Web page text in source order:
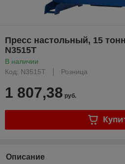
Пресс настольный, 15
N3515T
В наличии
Код: N3515T
Розница
1 807,38 руб.
Описание